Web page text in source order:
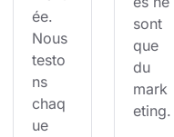
ée.
Nous
testo
ns
chaq
ue
sont
que
du
mark
eting.